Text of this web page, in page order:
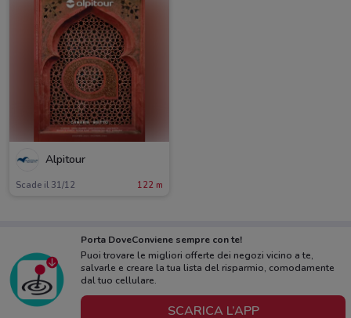
Alpitour
Scade il 31/12 122 m
Porta DoveConviene sempre con te!
Puoi trovare le migliori offerte dei negozi vicino a te,
salvarle e creare la tua lista del risparmio, comodamente
dal tuo cellulare.
SCARICA L’APP